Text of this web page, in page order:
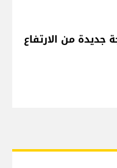
جديدة من الارتفاع